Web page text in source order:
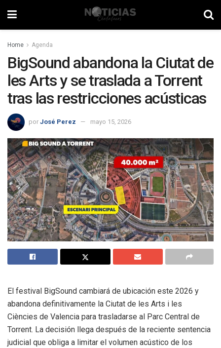
Home Agenda
BigSound abandona la Ciutat de
les Arts y se traslada a Torrent
tras las restricciones acústicas
por José Perez mayo 15, 2026
El festival BigSound cambiará de ubicación este 2026 y
abandona definitivamente la Ciutat de les Arts i les
Ciències de Valencia para trasladarse al Parc Central de
Torrent. La decisión llega después de la reciente sentencia
judicial que obliga a limitar el volumen acústico de los